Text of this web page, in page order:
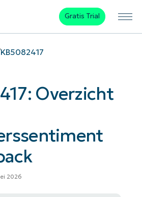
Gratis Trial
KB5082417
Overzicht
2026